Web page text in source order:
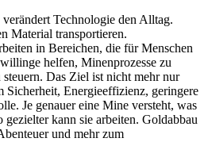
Technologie den Alltag.
Material transportieren.
in Bereichen, die für Menschen
helfen, Minenprozesse zu
Das Ziel ist nicht mehr nur
Sicherheit, Energieeffizienz, geringere
Je genauer eine Mine versteht, was
gezielter kann sie arbeiten. Goldabbau
und mehr zum